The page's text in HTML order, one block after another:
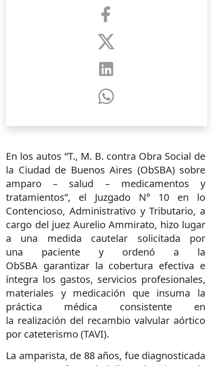
En los autos “T., M. B. contra Obra Social de
la Ciudad de Buenos Aires (ObSBA) sobre
amparo – salud – medicamentos y
tratamientos”, el Juzgado N° 10 en lo
Contencioso, Administrativo y Tributario, a
cargo del juez Aurelio Ammirato, hizo lugar
a una medida cautelar solicitada por
una paciente y ordenó a la
ObSBA garantizar la cobertura efectiva e
íntegra los gastos, servicios profesionales,
materiales y medicación que insuma la
práctica médica consistente en
la realización del recambio valvular aórtico
por cateterismo (TAVI).
La amparista, de 88 años, fue diagnosticada